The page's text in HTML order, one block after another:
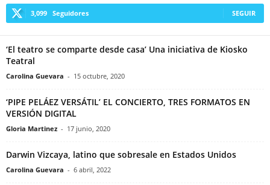
3,099 Seguidores SEGUIR
‘El teatro se comparte desde casa’ Una iniciativa de Kiosko
Teatral
Carolina Guevara - 15 octubre, 2020
‘PIPE PELÁEZ VERSÁTIL’ EL CONCIERTO, TRES FORMATOS EN
VERSIÓN DIGITAL
Gloria Martinez - 17 junio, 2020
Darwin Vizcaya, latino que sobresale en Estados Unidos
Carolina Guevara - 6 abril, 2022